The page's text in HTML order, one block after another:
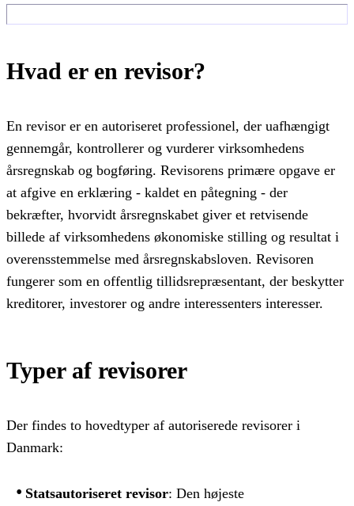
Hvad er en revisor?
En revisor er en autoriseret professionel, der uafhængigt
gennemgår, kontrollerer og vurderer virksomhedens
årsregnskab og bogføring. Revisorens primære opgave er
at afgive en erklæring - kaldet en påtegning - der
bekræfter, hvorvidt årsregnskabet giver et retvisende
billede af virksomhedens økonomiske stilling og resultat i
overensstemmelse med årsregnskabsloven. Revisoren
fungerer som en offentlig tillidsrepræsentant, der beskytter
kreditorer, investorer og andre interessenters interesser.
Typer af revisorer
Der findes to hovedtyper af autoriserede revisorer i
Danmark:
Statsautoriseret revisor: Den højeste